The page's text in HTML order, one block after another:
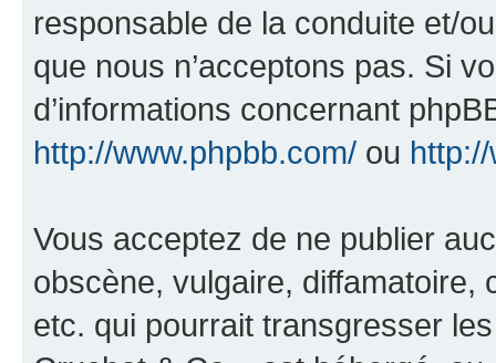
responsable de la conduite et/
que nous n’acceptons pas. Si
d’informations concernant
http://www.phpbb.com/ ou
Vous acceptez de ne publier
obscène, vulgaire, diffamatoire,
etc. qui pourrait transgresser